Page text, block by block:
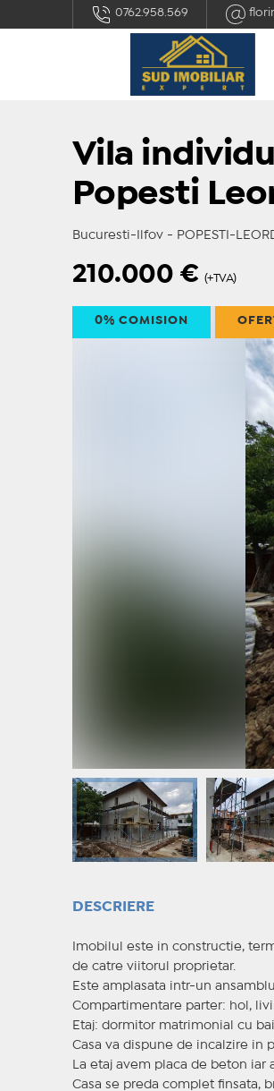
0762.958.569
Vila
Popesti
Bucuresti-Ilfov - POPESTI-
210.000 € (+TVA)
0% COMISION
DESCRIERE
Imobilul este in constructie,
de catre viitorul proprietar.
Este amplasata intr-un
Compartimentare parter: hol,
Etaj: dormitor matrimonial cu
Casa va dispune de incalzire in
La etaj avem placa de beton
Casa se preda complet finsata,